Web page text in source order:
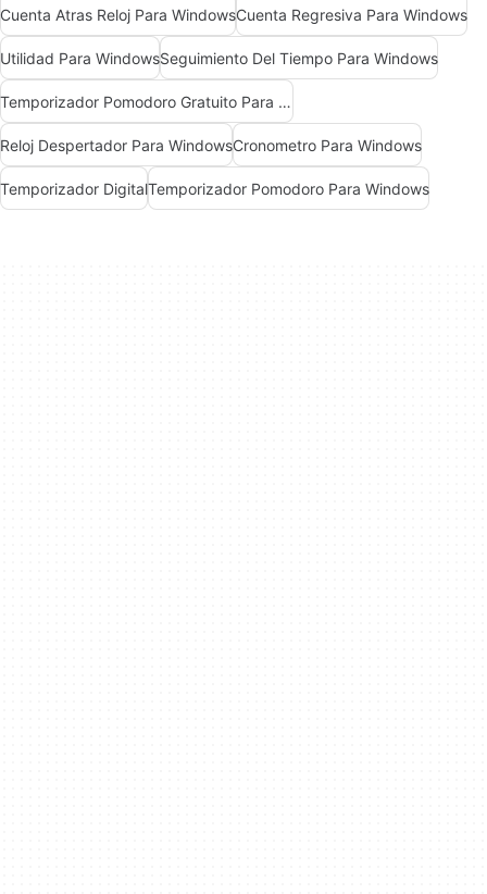
Cuenta Atras Reloj Para WindowsCuenta Regresiva Para Windows
Utilidad Para WindowsSeguimiento Del Tiempo Para Windows
Temporizador Pomodoro Gratuito Para Windows
Reloj Despertador Para WindowsCronometro Para Windows
Temporizador DigitalTemporizador Pomodoro Para Windows